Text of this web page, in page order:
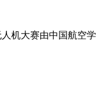
机大赛由中国航空学